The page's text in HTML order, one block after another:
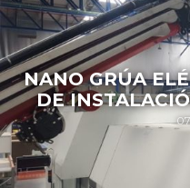
NANO GRÚA
DE